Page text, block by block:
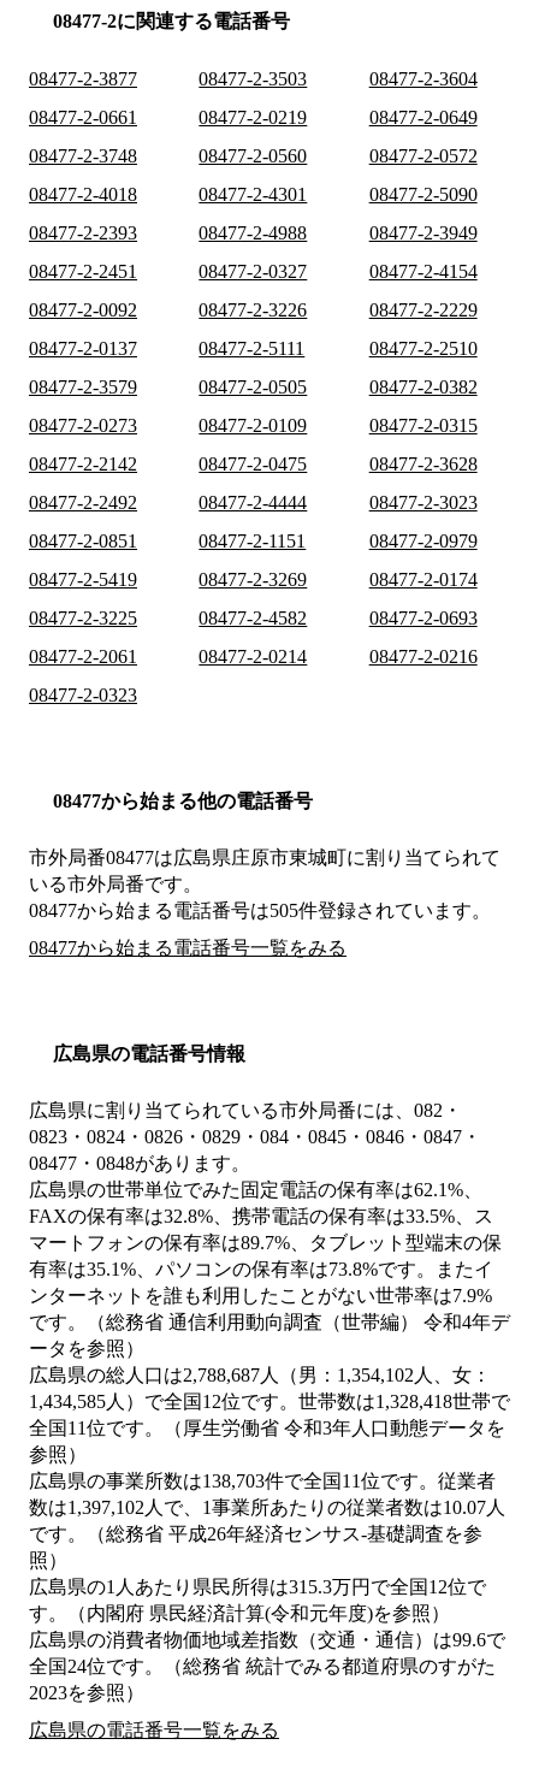
08477-2に関連する電話番号
08477-2-3877 08477-2-3503
08477-2-3604
08477-2-0661
08477-2-0219
08477-2-0649
08477-2-3748
08477-2-0560
08477-2-0572
08477-2-4018
08477-2-4301
08477-2-5090
08477-2-2393
08477-2-4988
08477-2-3949
08477-2-2451
08477-2-0327
08477-2-4154
08477-2-0092
08477-2-3226
08477-2-2229
08477-2-0137
08477-2-5111
08477-2-2510
08477-2-3579
08477-2-0505
08477-2-0382
08477-2-0273
08477-2-0109
08477-2-0315
08477-2-2142
08477-2-0475
08477-2-3628
08477-2-2492
08477-2-4444
08477-2-3023
08477-2-0851
08477-2-1151
08477-2-0979
08477-2-5419
08477-2-3269
08477-2-0174
08477-2-3225
08477-2-4582
08477-2-0693
08477-2-2061
08477-2-0214
08477-2-0216
08477-2-0323
08477から始まる他の電話番号
市外局番08477は広島県庄原市東城町に割り当てられて
いる市外局番です。
08477から始まる電話番号は505件登録されています。
08477から始まる電話番号一覧をみる
広島県の電話番号情報
広島県に割り当てられている市外局番には、082・
0823・0824・0826・0829・084・0845・0846・0847・
08477・0848があります。
広島県の世帯単位でみた固定電話の保有率は62.1%、
FAXの保有率は32.8%、携帯電話の保有率は33.5%、ス
マートフォンの保有率は89.7%、タブレット型端末の保
有率は35.1%、パソコンの保有率は73.8%です。またイ
ンターネットを誰も利用したことがない世帯率は7.9%
です。（総務省 通信利用動向調査（世帯編） 令和4年デ
ータを参照）
広島県の総人口は2,788,687人（男：1,354,102人、女：
1,434,585人）で全国12位です。世帯数は1,328,418世帯で
全国11位です。（厚生労働省 令和3年人口動態データを
参照）
広島県の事業所数は138,703件で全国11位です。従業者
数は1,397,102人で、1事業所あたりの従業者数は10.07人
です。（総務省 平成26年経済センサス‐基礎調査を参
照）
広島県の1人あたり県民所得は315.3万円で全国12位で
す。（内閣府 県民経済計算(令和元年度)を参照）
広島県の消費者物価地域差指数（交通・通信）は99.6で
全国24位です。（総務省 統計でみる都道府県のすがた
2023を参照）
広島県の電話番号一覧をみる